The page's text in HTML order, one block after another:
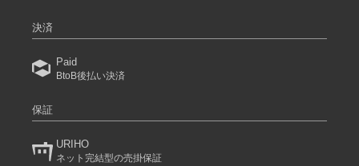
決済
Paid
BtoB後払い決済
保証
URIHO
ネット完結型の売掛保証